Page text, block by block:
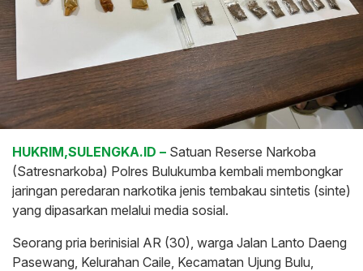
HUKRIM,SULENGKA.ID – Satuan Reserse Narkoba
(Satresnarkoba) Polres Bulukumba kembali membongkar
jaringan peredaran narkotika jenis tembakau sintetis (sinte)
yang dipasarkan melalui media sosial.
Seorang pria berinisial AR (30), warga Jalan Lanto Daeng
Pasewang, Kelurahan Caile, Kecamatan Ujung Bulu,